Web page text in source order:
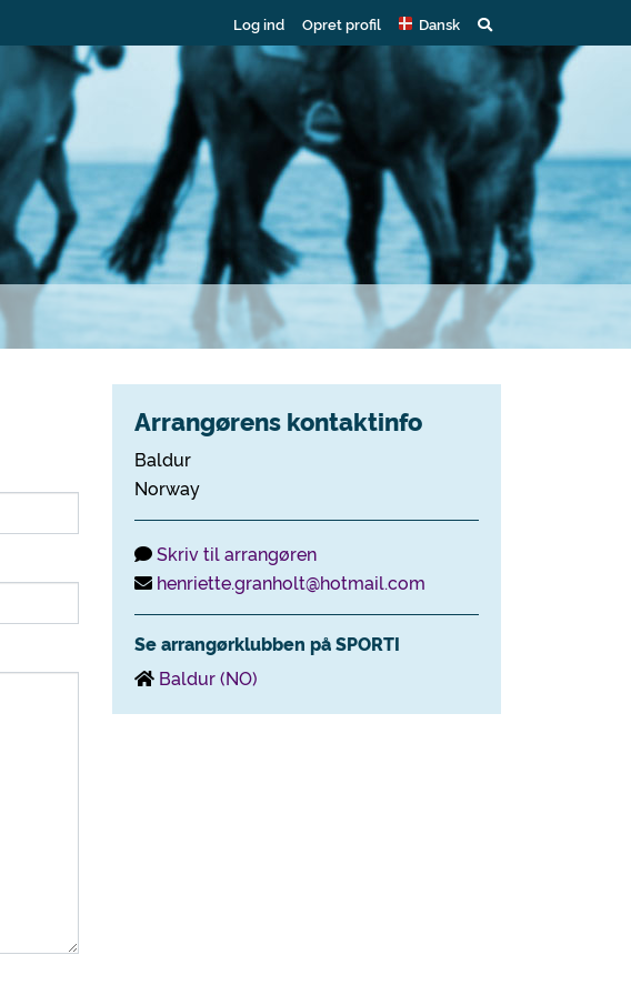
Log ind Opret profil Dansk
Arrangørens kontaktinfo
Baldur
Norway
Skriv til arrangøren
henriette.granholt@hotmail.com
Se arrangørklubben på SPORTI
Baldur (NO)